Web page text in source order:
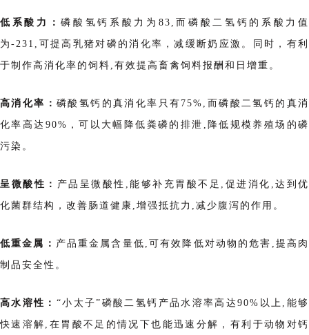
低系酸力：磷酸氢钙系酸力为83,而磷酸二氢钙的系酸力值
为-231,可提高乳猪对磷的消化率，减缓断奶应激。同时，有利
于制作高消化率的饲料,有效提高畜禽饲料报酬和日增重。
高消化率： 磷酸氢钙的真消化率只有75%,而磷酸二氢钙的真消
化率高达90%，可以大幅降低粪磷的排泄,降低规模养殖场的磷
污染。
呈微酸性： 产品 呈微酸性,能够补充胃酸不足,促进消化,达到优
化菌群结构，改善肠道健康,增强抵抗力,减少腹泻的作用。
低重金属： 产品重金属含量低,可有效降低对动物的危害,提高肉
制品安全性。
高水溶性： “小太子”磷酸二氢钙产品水溶率高达90%以上,能够
快速溶解,在胃酸不足的情况下也能迅速分解，有利于动物对钙